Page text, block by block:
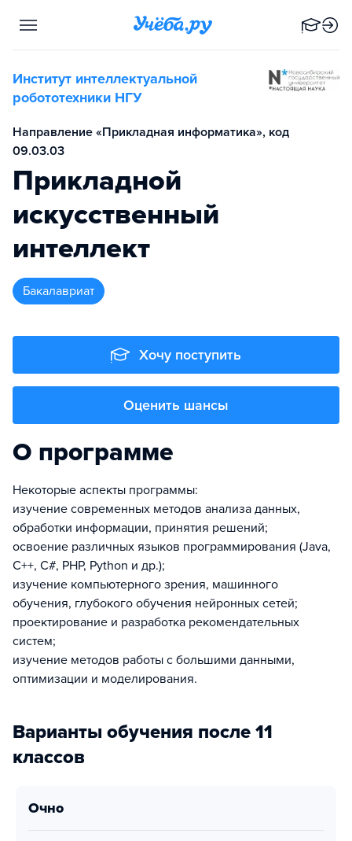
Институт интеллектуальной
робототехники НГУ
Направление «Прикладная информатика», код
09.03.03
Прикладной
искусственный
интеллект
бакалавриат
Хочу поступить
Оценить шансы
О программе
Некоторые аспекты программы:
изучение современных методов анализа данных,
обработки информации, принятия решений;
освоение различных языков программирования (Java,
C++, С#, РНР, Python и др.);
изучение компьютерного зрения, машинного
обучения, глубокого обучения нейронных сетей;
проектирование и разработка рекомендательных
систем;
изучение методов работы с большими данными,
оптимизации и моделирования.
Варианты обучения после 11
классов
очно